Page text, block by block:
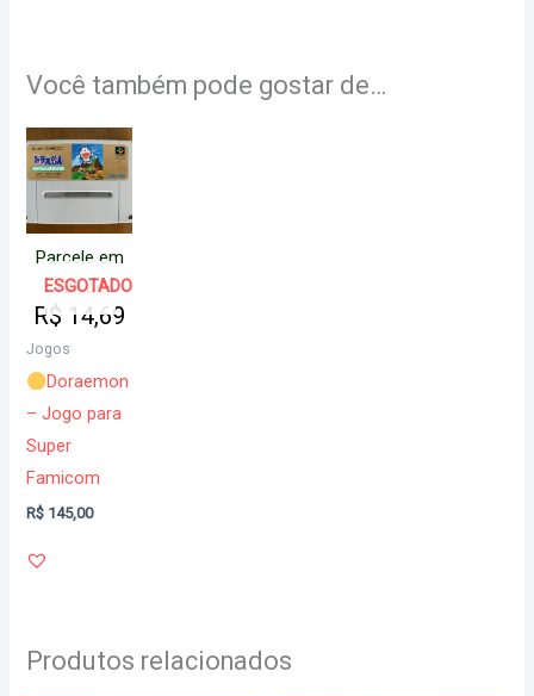
Você também pode gostar de…
ESGOTADO
Parcele em
12x de
R$ 14,69
Jogos
Doraemon
– Jogo para
Super
Famicom
R$ 145,00
Produtos relacionados